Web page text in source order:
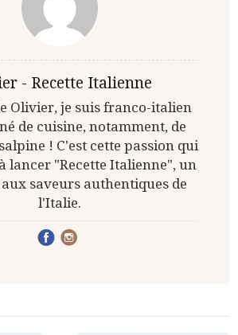
- Recette Italienne
Olivier, je suis franco-italien
de cuisine, notamment, de
! C'est cette passion qui
lancer "Recette Italienne", un
saveurs authentiques de
l'Italie.